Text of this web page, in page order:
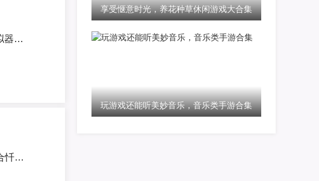
joiplay模拟器手机版
以撒的结合忏悔官方中文版 1.3 安卓版
享受惬意时光，养花种草休闲游戏大合集
玩游戏还能听美妙音乐，音乐类手游合集